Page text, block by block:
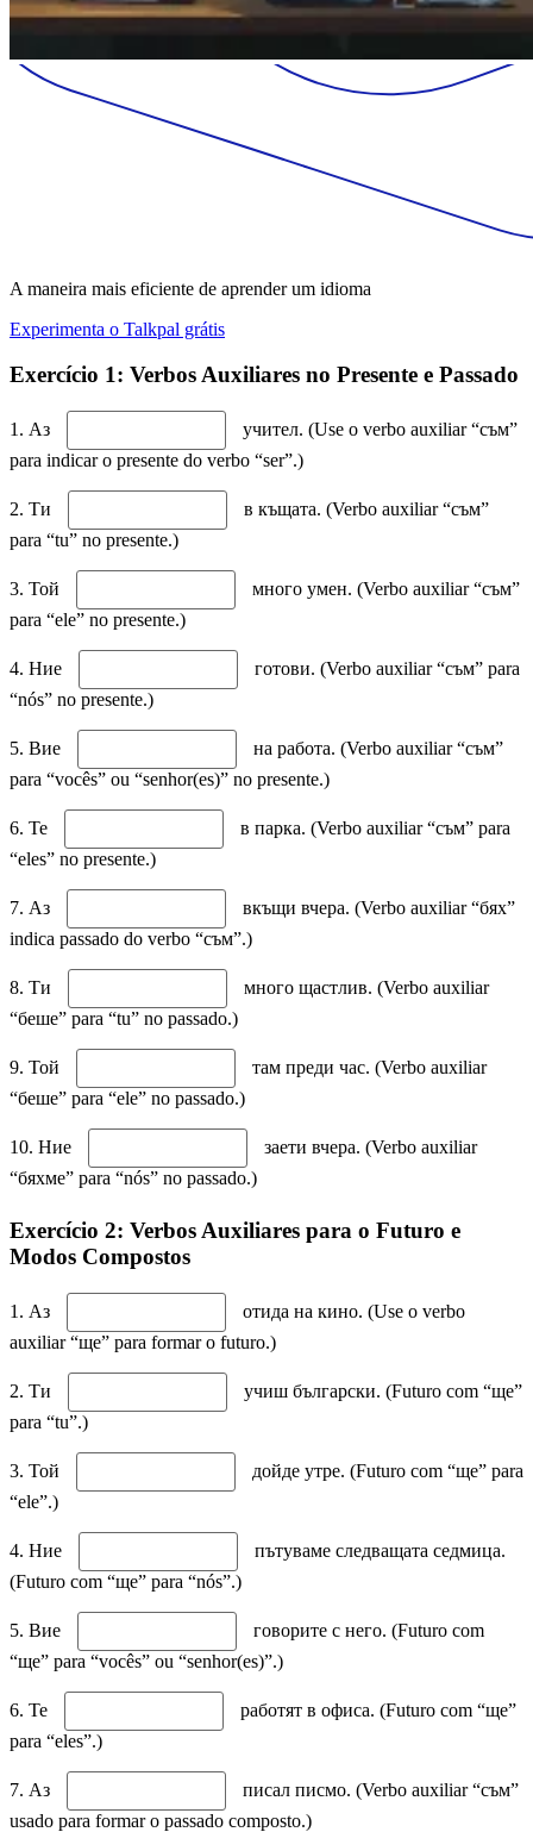
A maneira mais eficiente de aprender um idioma
Experimenta o Talkpal grátis
Exercício 1: Verbos Auxiliares no Presente e Passado
1. Аз
учител. (Use o verbo auxiliar “съм”
para indicar o presente do verbo “ser”.)
2. Ти
в къщата. (Verbo auxiliar “съм”
para “tu” no presente.)
3. Той
много умен. (Verbo auxiliar “съм”
para “ele” no presente.)
4. Ние
готови. (Verbo auxiliar “съм” para
“nós” no presente.)
5. Вие
на работа. (Verbo auxiliar “съм”
para “vocês” ou “senhor(es)” no presente.)
6. Те
в парка. (Verbo auxiliar “съм” para
“eles” no presente.)
7. Аз
вкъщи вчера. (Verbo auxiliar “бях”
indica passado do verbo “съм”.)
8. Ти
много щастлив. (Verbo auxiliar
“беше” para “tu” no passado.)
9. Той
там преди час. (Verbo auxiliar
“беше” para “ele” no passado.)
10. Ние
заети вчера. (Verbo auxiliar
“бяхме” para “nós” no passado.)
Exercício 2: Verbos Auxiliares para o Futuro e
Modos Compostos
1. Аз
отида на кино. (Use o verbo
auxiliar “ще” para formar o futuro.)
2. Ти
учиш български. (Futuro com “ще”
para “tu”.)
3. Той
дойде утре. (Futuro com “ще” para
“ele”.)
4. Ние
пътуваме следващата седмица.
(Futuro com “ще” para “nós”.)
5. Вие
говорите с него. (Futuro com
“ще” para “vocês” ou “senhor(es)”.)
6. Те
работят в офиса. (Futuro com “ще”
para “eles”.)
7. Аз
писал писмо. (Verbo auxiliar “съм”
usado para formar o passado composto.)